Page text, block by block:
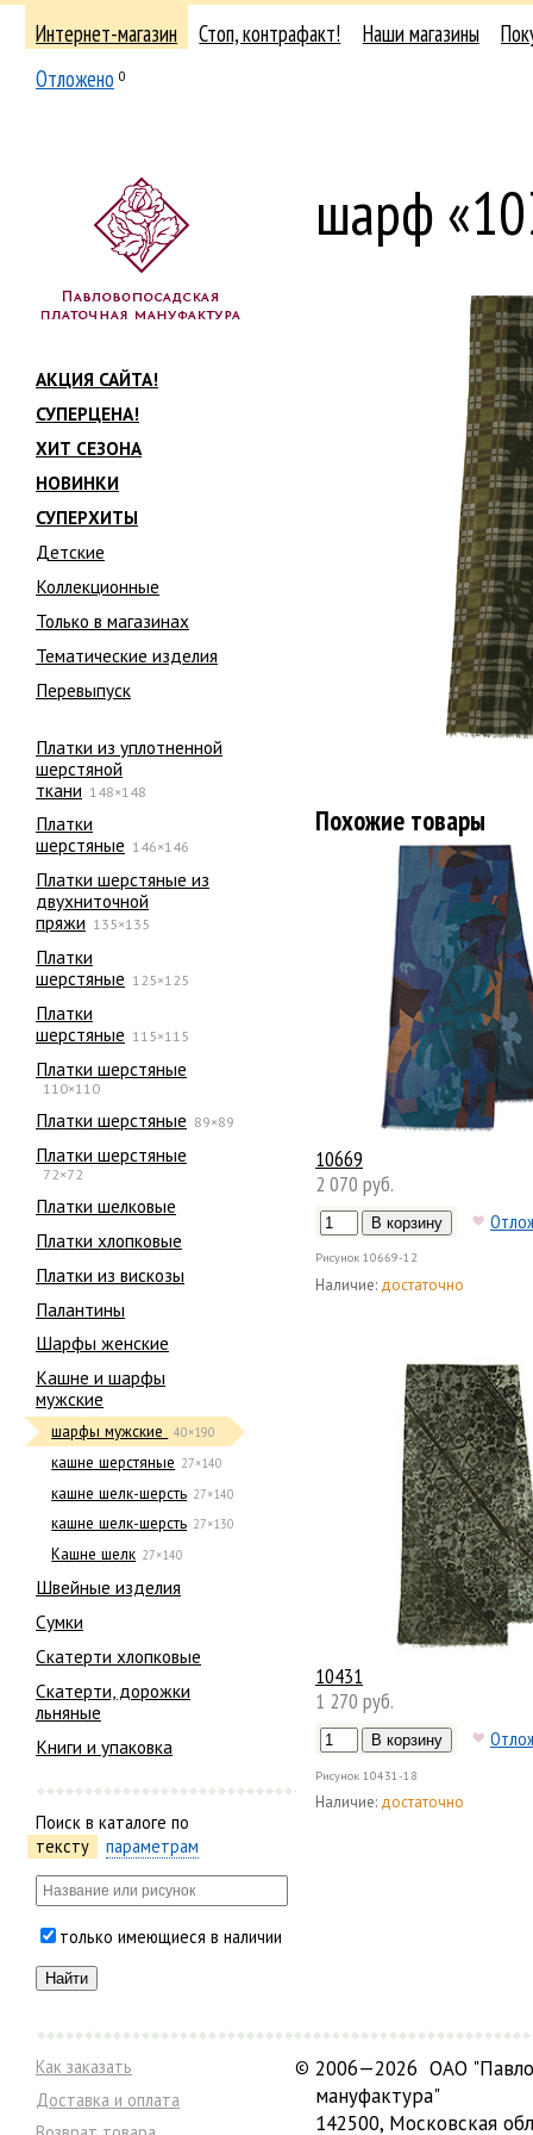
Интернет-магазин Стоп, контрафакт! Наши магазины
Отложено 0
АКЦИЯ САЙТА!
СУПЕРЦЕНА!
ХИТ СЕЗОНА
НОВИНКИ
СУПЕРХИТЫ
Детские
Коллекционные
Только в магазинах
Тематические изделия
Перевыпуск
Платки из уплотненной
шерстяной
ткани 148×148
Платки
шерстяные 146×146
Платки шерстяные из
двухниточной
пряжи 135×135
Платки
шерстяные 125×125
Платки
шерстяные 115×115
Платки шерстяные
110×110
Платки шерстяные 89×89
Платки шерстяные
72×72
Платки шелковые
Платки хлопковые
Платки из вискозы
Палантины
Шарфы женские
Кашне и шарфы
мужские
шарфы мужские 40×190
кашне шерстяные 27×140
кашне шелк-шерсть 27×140
кашне шелк-шерсть 27×130
Кашне шелк 27×140
Швейные изделия
Сумки
Скатерти хлопковые
Скатерти, дорожки
льняные
Книги и упаковка
Поиск в каталоге по
тексту
параметрам
только имеющиеся в наличии
шарф
Похожие товары
10669
2 070 руб.
Рисунок 10669-12
Наличие: достаточно
10431
1 270 руб.
Рисунок 10431-18
Наличие: достаточно
Как заказать
Доставка и оплата
© 2006—2026 ОАО
мануфактура"
142500, Московская